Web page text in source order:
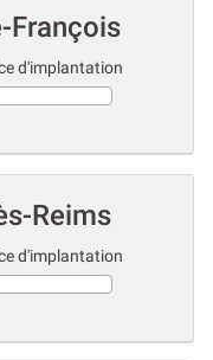
François
d'implantation
Reims
d'implantation